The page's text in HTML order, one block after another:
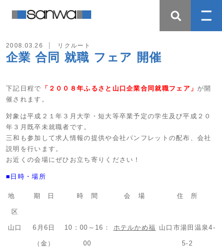
2008.03.26 リクルート
企業 合同 就職 フェア 開催
下記日程で 「２００８年ふるさと山口企業合同就職フェア」 が開
催されます。
対象は平成２１年３月大学・短大等卒業予定の学生及び平成２０
年３月既卒未就職者です。
三和も参加して求人情報の提供や会社パンフレットの配布、会社
説明を行います。
お近くの会場にぜひお立ち寄りください！
■日時・場所
地
区
期 日 時 間 会 場 住 所
山口 6月6日
（金）
10：00～16：
00
ホテルかめ福 山口市湯田温泉4-
5-2